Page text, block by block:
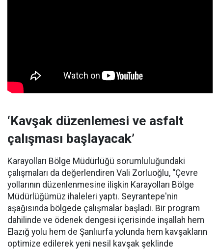
‘Kavşak düzenlemesi ve asfalt
çalışması başlayacak’
Karayolları Bölge Müdürlüğü sorumluluğundaki
çalışmaları da değerlendiren Vali Zorluoğlu, “Çevre
yollarının düzenlenmesine ilişkin Karayolları Bölge
Müdürlüğümüz ihaleleri yaptı. Seyrantepe'nin
aşağısında bölgede çalışmalar başladı. Bir program
dahilinde ve ödenek dengesi içerisinde inşallah hem
Elazığ yolu hem de Şanlıurfa yolunda hem kavşakların
optimize edilerek yeni nesil kavşak şeklinde